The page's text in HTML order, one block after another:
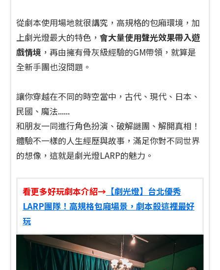
從劇本使用場地就很講究，高規格的包廂環境，加
上劇光燈最大的特色， 會大量使用聲光效果帶入遊
戲情境 ，再由擁有骨灰級經驗的GM帶領，就算是
全新手團也沒問題。
讓你穿越在不同的時空當中，古代、現代、日本、
民國、魔法......
和朋友一同進行角色扮演、破解謎團、解開真相！
體驗不一樣的人生經歷與故事，滿足你對不同世界
的想像，這就是劇光燈LARP的魅力。
看更多好玩劇本介紹→ 【劇光燈】台北優秀
LARP團隊！高規格包廂場景，劇本殺這裡最好
玩